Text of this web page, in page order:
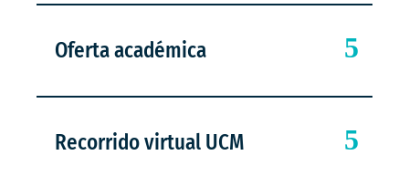
Oferta académica
Recorrido virtual UCM